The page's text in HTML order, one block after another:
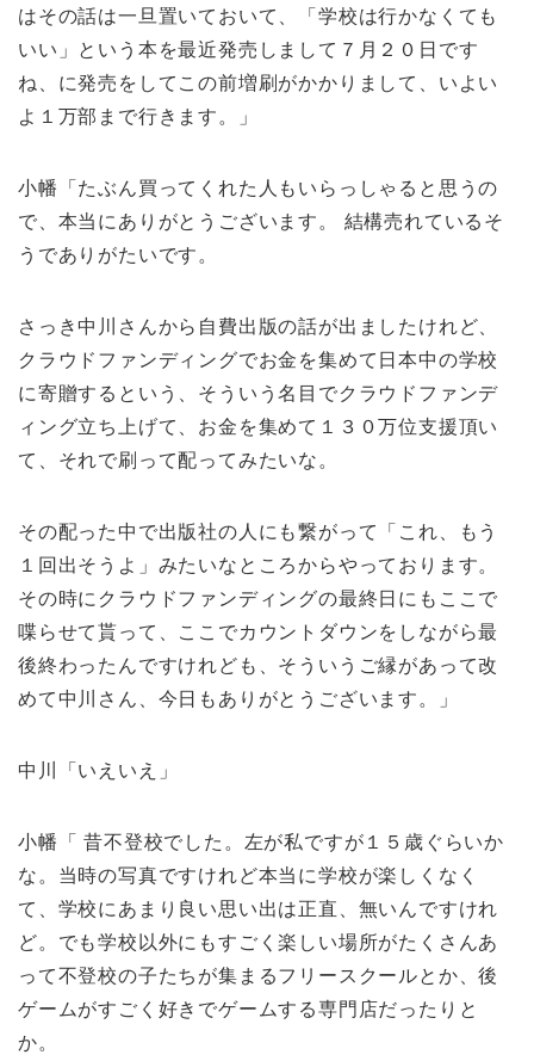
はその話は一旦置いておいて、「学校は行かなくても
いい」という本を最近発売しまして７月２０日です
ね、に発売をしてこの前増刷がかかりまして、いよい
よ１万部まで行きます。」
小幡「たぶん買ってくれた人もいらっしゃると思うの
で、本当にありがとうございます。 結構売れているそ
うでありがたいです。
さっき中川さんから自費出版の話が出ましたけれど、
クラウドファンディングでお金を集めて日本中の学校
に寄贈するという、そういう名目でクラウドファンデ
ィング立ち上げて、お金を集めて１３０万位支援頂い
て、それで刷って配ってみたいな。
その配った中で出版社の人にも繋がって「これ、もう
１回出そうよ」みたいなところからやっております。
その時にクラウドファンディングの最終日にもここで
喋らせて貰って、ここでカウントダウンをしながら最
後終わったんですけれども、そういうご縁があって改
めて中川さん、今日もありがとうございます。」
中川「いえいえ」
小幡「 昔不登校でした。左が私ですが１５歳ぐらいか
な。当時の写真ですけれど本当に学校が楽しくなく
て、学校にあまり良い思い出は正直、無いんですけれ
ど。でも学校以外にもすごく楽しい場所がたくさんあ
って不登校の子たちが集まるフリースクールとか、後
ゲームがすごく好きでゲームする専門店だったりと
か。